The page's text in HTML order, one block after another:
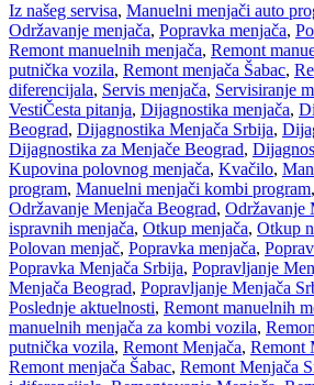
Iz našeg servisa, Manuelni menjači auto
Održavanje menjača, Popravka menjača,
Remont manuelnih menjača, Remont
putnička vozila, Remont menjača Šabac,
diferencijala, Servis menjača, Servisiranje
VestiČesta pitanja, Dijagnostika menjača,
Beograd, Dijagnostika Menjača Srbija,
Dijagnostika za Menjače Beograd,
Kupovina polovnog menjača, Kvačilo,
program, Manuelni menjači kombi program,
Održavanje Menjača Beograd, Održavanje
ispravnih menjača, Otkup menjača, Otkup
Polovan menjač, Popravka menjača,
Popravka Menjača Srbija, Popravljanje
Menjača Beograd, Popravljanje Menjača
Poslednje aktuelnosti, Remont manuelnih
manuelnih menjača za kombi vozila,
putnička vozila, Remont Menjača, Remont
Remont menjača Šabac, Remont Menjača